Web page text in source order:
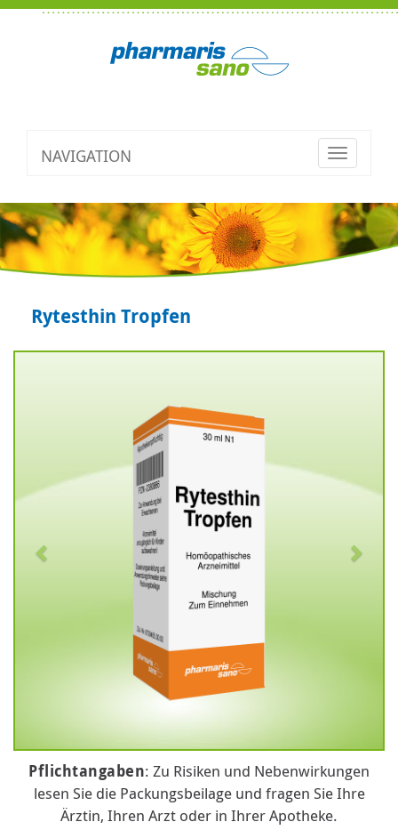
NAVIGATION
Toggle
Rytesthin Tropfen
Pflichtangaben: Zu Risiken und Nebenwirkungen
lesen Sie die Packungsbeilage und fragen Sie Ihre
Ärztin, Ihren Arzt oder in Ihrer Apotheke.